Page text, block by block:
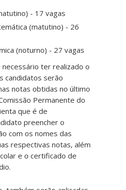
- 17 vagas
(matutino) - 26
(noturno) - 27 vagas
ter realizado o
candidatos serão
notas obtidas no último
Permanente do
que é de
preencher o
com os nomes das
respectivas notas, além
e o certificado de